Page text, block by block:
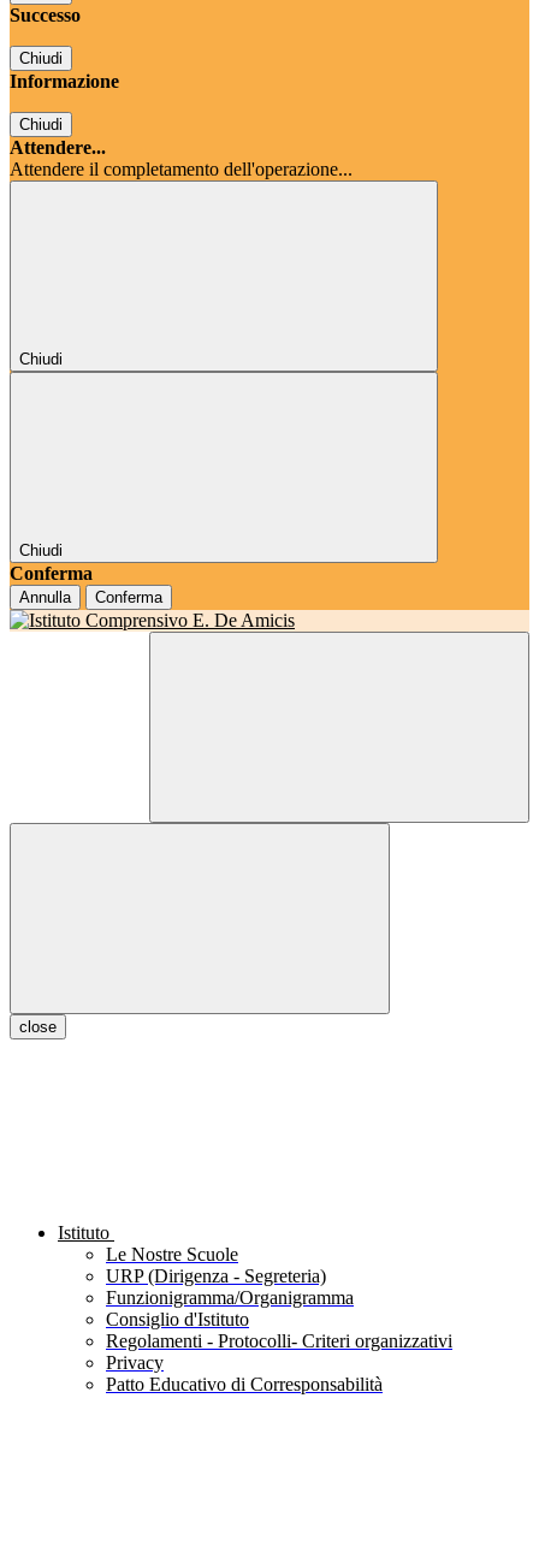
Successo
Chiudi
Informazione
Chiudi
Attendere...
Attendere il completamento dell'operazione...
Chiudi
Chiudi
Conferma
Annulla Conferma
close
Istituto
Le Nostre Scuole
URP (Dirigenza - Segreteria)
Funzionigramma/Organigramma
Consiglio d'Istituto
Regolamenti - Protocolli- Criteri organizzativi
Privacy
Patto Educativo di Corresponsabilità